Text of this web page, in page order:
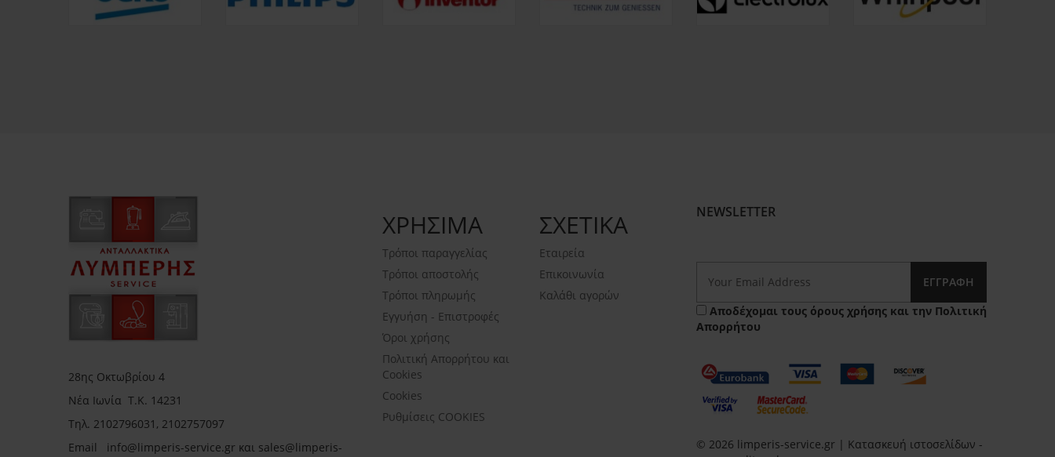
28ης Οκτωβρίου 4
Νέα Ιωνία Τ.Κ. 14231
Τηλ. 2102796031, 2102757097
Email info@limperis-service.gr και sales@limperis-
ΧΡΗΣΙΜΑ
Τρόποι παραγγελίας
Τρόποι αποστολής
Τρόποι πληρωμής
Εγγυήση - Επιστροφές
Όροι χρήσης
Πολιτική Απορρήτου και
Cookies
Cookies
Ρυθμίσεις COOKIES
ΣΧΕΤΙΚΑ
Εταιρεία
Επικοινωνία
Καλάθι αγορών
NEWSLETTER
ΕΓΓΡΑΦΉ
Αποδέχομαι τους όρους χρήσης και την Πολιτική
Απορρήτου
© 2026 limperis-service.gr | Κατασκευή ιστοσελίδων -